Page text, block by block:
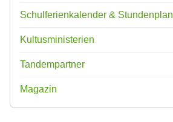
Schulferienkalender & Stundenplan
Kultusministerien
Tandempartner
Magazin